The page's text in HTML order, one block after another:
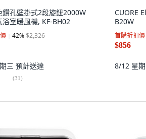
鑽孔壁掛式2段旋鈕2000W
浴室暖風機, KF-BH02
42%$2,326
三 預計送達
(31)
CUORE
B20W
首購折扣價
$856
8/12 星